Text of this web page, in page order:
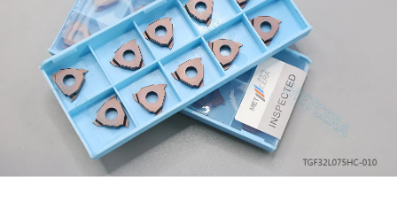
НАС
ЭКСКУРСИЯ
ЗАВОДУ